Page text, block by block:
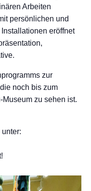
Arbeiten
persönlichen und
eröffnet
zur
noch bis zum
zu sehen ist.